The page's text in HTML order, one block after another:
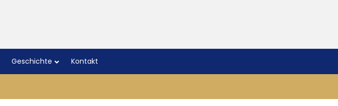
Geschichte Kontakt